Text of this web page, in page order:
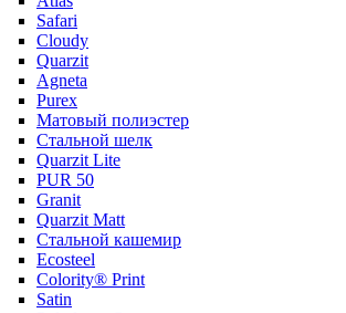
Safari
Cloudy
Quarzit
Agneta
Purex
Матовый полиэстер
Стальной шелк
Quarzit Lite
PUR 50
Granit
Quarzit Matt
Стальной кашемир
Ecosteel
Colority® Print
Satin